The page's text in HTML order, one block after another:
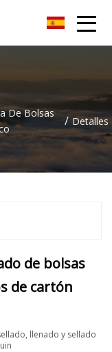
Co., Ltd.
De Bolsas
/ Detalles
de bolsas
de cartón
llenado y sellado